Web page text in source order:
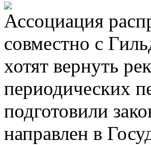
Ассоциация
совместно с
хотят вернуть
периодических
подготовили
направлен в